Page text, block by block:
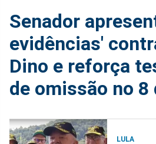
Senador
evidências'
Dino e reforça
de omissão no 8
LULA